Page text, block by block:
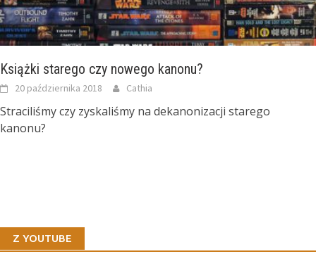
Książki starego czy nowego kanonu?
20 października 2018 Cathia
Straciliśmy czy zyskaliśmy na dekanonizacji starego
kanonu?
Z YOUTUBE